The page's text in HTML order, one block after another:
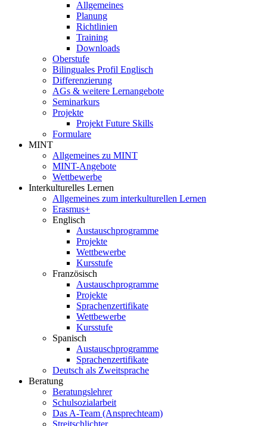
Allgemeines
Planung
Richtlinien
Training
Downloads
Oberstufe
Bilinguales Profil Englisch
Differenzierung
AGs & weitere Lernangebote
Seminarkurs
Projekte
Projekt Future Skills
Formulare
MINT
Allgemeines zu MINT
MINT-Angebote
Wettbewerbe
Interkulturelles Lernen
Allgemeines zum interkulturellen Lernen
Erasmus+
Englisch
Austauschprogramme
Projekte
Wettbewerbe
Kursstufe
Französisch
Austauschprogramme
Projekte
Sprachenzertifikate
Wettbewerbe
Kursstufe
Spanisch
Austauschprogramme
Sprachenzertifikate
Deutsch als Zweitsprache
Beratung
Beratungslehrer
Schulsozialarbeit
Das A-Team (Ansprechteam)
Streitschlichter